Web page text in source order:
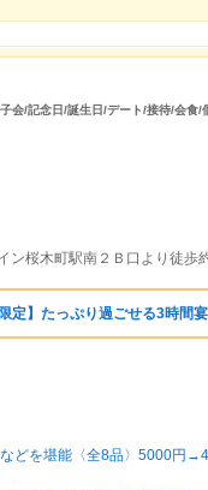
会/記念日/誕生日/デート/接待/会食/
限定】たっぷり過ごせる3時間
どを堪能〈全8品〉5000円